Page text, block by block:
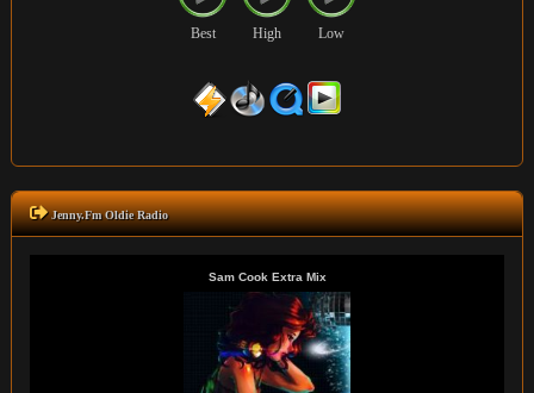
Best High Low
Jenny.Fm Oldie Radio